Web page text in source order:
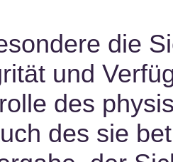
die
und
des
des sie